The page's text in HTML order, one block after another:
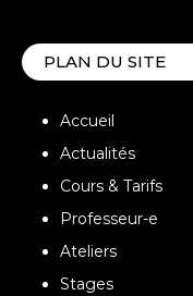
PLAN DU SITE
Accueil
Actualités
Cours & Tarifs
Professeur-e
Ateliers
Stages